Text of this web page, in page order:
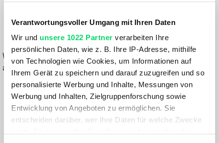
Verantwortungsvoller Umgang mit Ihren Daten
Wir und unsere 1022 Partner verarbeiten Ihre
persönlichen Daten, wie z. B. Ihre IP-Adresse, mithilfe
von Technologien wie Cookies, um Informationen auf
Ihrem Gerät zu speichern und darauf zuzugreifen und so
personalisierte Werbung und Inhalte, Messungen von
Werbung und Inhalten, Zielgruppenforschung sowie
Entwicklung von Angeboten zu ermöglichen. Sie
entscheiden darüber, wer Ihre Daten für welche Zwecke
77,99 €
IN DEN WARENKORB
Wähle eine Variante aus, um die Verfügbarkeit in unseren Filialen
anzuzeigen
Du hast eine Frage?
Wir rufen dich an und beraten dich gerne.